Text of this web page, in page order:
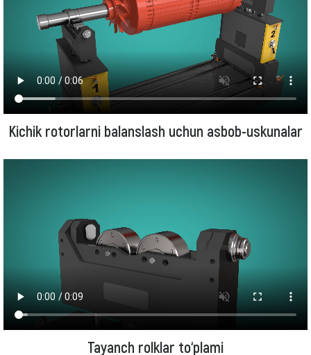
Kichik rotorlarni balanslash uchun asbob-uskunalar
Tayanch rolklar to‘plami